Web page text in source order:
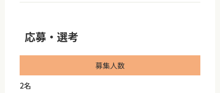
応募・選考
募集人数
2名